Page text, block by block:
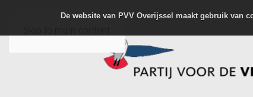
De website van PVV Overijssel maakt gebruik van